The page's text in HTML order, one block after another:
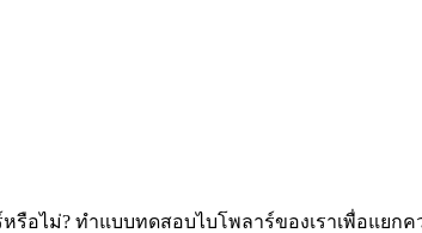
รือไม่? ทำแบบทดสอบไบโพลาร์ของเราเพื่อแยก